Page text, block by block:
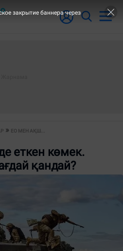
ЕО МЕН АҚШ...
еткен көмек.
қандай?
закрытие баннера через